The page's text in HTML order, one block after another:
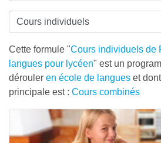
Cette formule "Cours individuels de
langues pour lycéen" est un
dérouler en école de langues et
principale est : Cours combinés